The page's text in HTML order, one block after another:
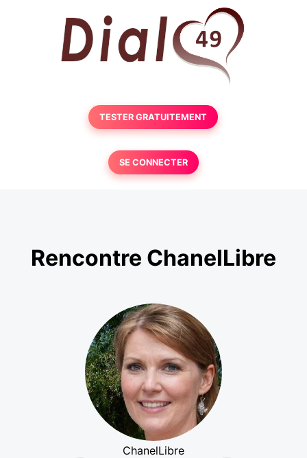
TESTER GRATUITEMENT
SE CONNECTER
Rencontre ChanelLibre
ChanelLibre